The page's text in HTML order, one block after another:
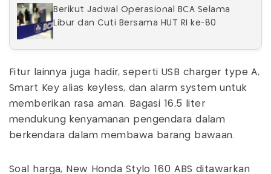
Berikut Jadwal Operasional BCA Selama
Libur dan Cuti Bersama HUT RI ke-80
Fitur lainnya juga hadir, seperti USB charger type A,
Smart Key alias keyless, dan alarm system untuk
memberikan rasa aman. Bagasi 16,5 liter
mendukung kenyamanan pengendara dalam
berkendara dalam membawa barang bawaan.
Soal harga, New Honda Stylo 160 ABS ditawarkan